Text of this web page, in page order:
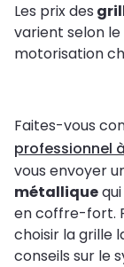
Les prix des
varient selon
motorisation
Faites-vous
professionnel
vous envoyer
métallique
en coffre-fort.
choisir la grille
conseils sur le